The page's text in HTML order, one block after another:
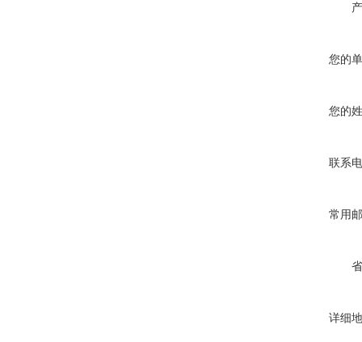
您的
您的
联系
常用
详细